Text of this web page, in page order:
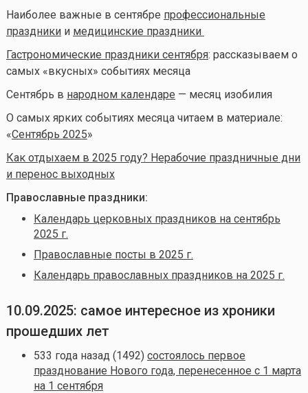
Наиболее важные в сентябре профессиональные
праздникии медицинские праздники
Гастрономические праздники сентября: рассказываем о
самых «вкусных» событиях месяца
Сентябрь в народном календаре — месяц изобилия
О самых ярких событиях месяца читаем в материале:
«Сентябрь 2025»
Как отдыхаем в 2025 году? Нерабочие праздничные дни
и перенос выходных
Православные праздники:
Календарь церковных праздников на сентябрь
2025 г.
Православные посты в 2025 г.
Календарь православных праздников на 2025 г.
10.09.2025: самое интересное из хроники
прошедших лет
533 года назад (1492) состоялось первое
празднование Нового года, перенесенное с 1 марта
на 1 сентября